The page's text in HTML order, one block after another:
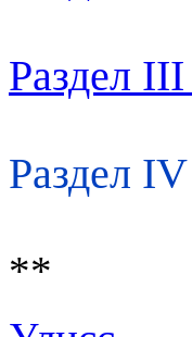
Раздел
Раздел
**